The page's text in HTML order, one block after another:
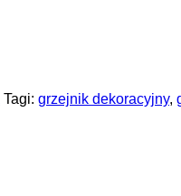
Tagi: grzejnik dekoracyjny,